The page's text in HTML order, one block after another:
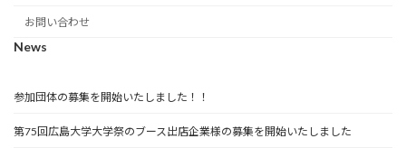
お問い合わせ
News
参加団体の募集を開始いたしました！！
第75回広島大学大学祭のブース出店企業様の募集を開始いたしました